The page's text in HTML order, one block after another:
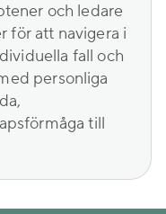
och ledare
för att navigera i
fall och
personliga
till